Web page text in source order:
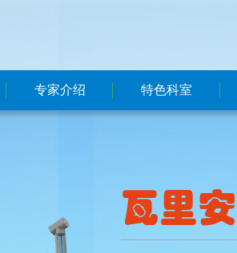
专家介绍 特色科室